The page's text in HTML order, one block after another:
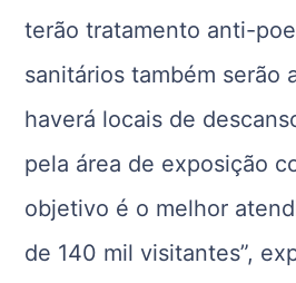
terão tratamento anti-
sanitários também serão
haverá locais de
pela área de exposição
objetivo é o melhor
de 140 mil visitantes”,